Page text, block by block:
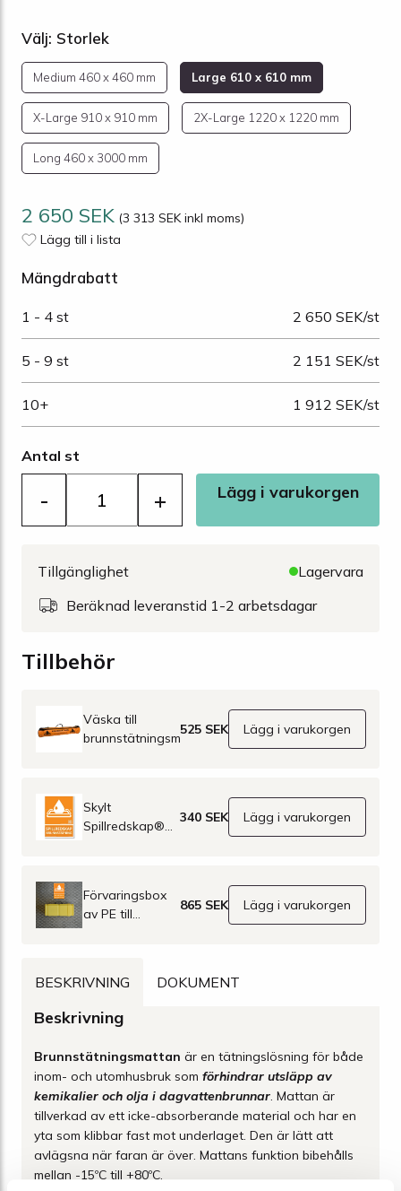
Välj: Storlek
Medium 460 x 460 mm Large 610 x 610 mm
X-Large 910 x 910 mm 2X-Large 1220 x 1220 mm
Long 460 x 3000 mm
2 650 SEK (3 313 SEK inkl moms)
Lägg till i lista
Mängdrabatt
1 - 4 st 2 650 SEK/st
5 - 9 st 2 151 SEK/st
10+ 1 912 SEK/st
Antal st
- + Lägg i varukorgen
Tillgänglighet
Lagervara
Beräknad leveranstid 1-2 arbetsdagar
Tillbehör
Väska till
brunnstätningsmatta
525 SEK Lägg i varukorgen
Skylt
Spillredskap®
340 SEK Lägg i varukorgen
Förvaringsbox
av PE till
865 SEK Lägg i varukorgen
BESKRIVNING DOKUMENT
Beskrivning
Brunnstätningsmattan är en tätningslösning för både
inom- och utomhusbruk som förhindrar utsläpp av
kemikalier och olja i dagvattenbrunnar. Mattan är
tillverkad av ett icke-absorberande material och har en
yta som klibbar fast mot underlaget. Den är lätt att
avlägsna när faran är över. Mattans funktion bibehålls
mellan -15ºC till +80ºC.